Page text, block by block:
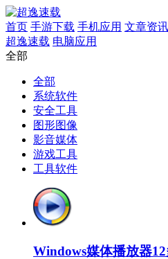
首页 手游下载 手机应用 文章资讯
超逸速载 电脑应用
全部
全部
系统软件
安全工具
图形图像
影音媒体
游戏工具
工具软件
Windows媒体播放器